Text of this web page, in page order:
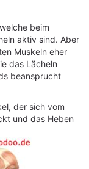
beim
aktiv sind. Aber
Muskeln eher
das Lächeln
beansprucht
der sich vom
und das Heben